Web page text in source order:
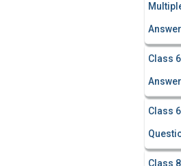
Class
Class
Class